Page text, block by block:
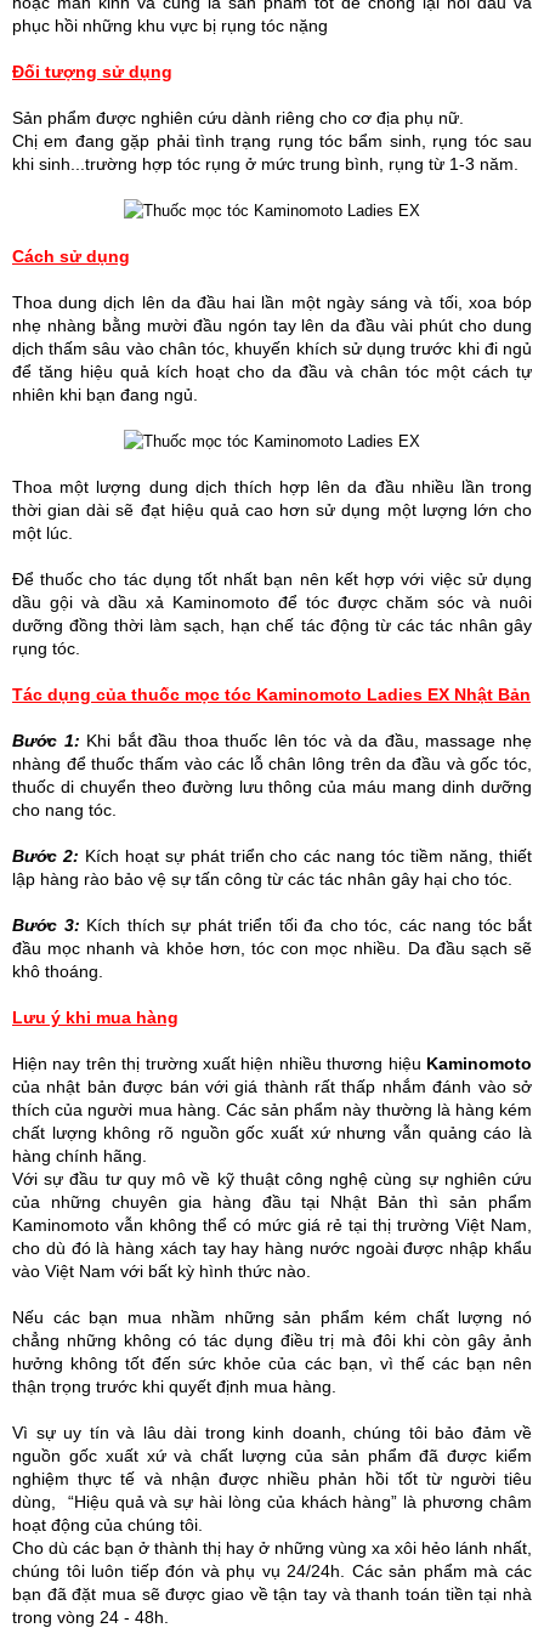
phục hồi những khu vực bị rụng tóc nặng
Đối tượng sử dụng
Sản phẩm được nghiên cứu dành riêng cho cơ địa phụ nữ.
Chị em đang gặp phải tình trạng rụng tóc bẩm sinh, rụng tóc sau
khi sinh...trường hợp tóc rụng ở mức trung bình, rụng từ 1-3 năm.
Cách sử dụng
Thoa dung dịch lên da đầu hai lần một ngày sáng và tối, xoa bóp
nhẹ nhàng bằng mười đầu ngón tay lên da đầu vài phút cho dung
dịch thấm sâu vào chân tóc, khuyến khích sử dụng trước khi đi ngủ
để tăng hiệu quả kích hoạt cho da đầu và chân tóc một cách tự
nhiên khi bạn đang ngủ.
Thoa một lượng dung dịch thích hợp lên da đầu nhiều lần trong
thời gian dài sẽ đạt hiệu quả cao hơn sử dụng một lượng lớn cho
một lúc.
Để thuốc cho tác dụng tốt nhất bạn nên kết hợp với việc sử dụng
dầu gội và dầu xả Kaminomoto để tóc được chăm sóc và nuôi
dưỡng đồng thời làm sạch, hạn chế tác động từ các tác nhân gây
rụng tóc.
Tác dụng của thuốc mọc tóc Kaminomoto Ladies EX Nhật Bản
Bước 1: Khi bắt đầu thoa thuốc lên tóc và da đầu, massage nhẹ
nhàng để thuốc thấm vào các lỗ chân lông trên da đầu và gốc tóc,
thuốc di chuyển theo đường lưu thông của máu mang dinh dưỡng
cho nang tóc.
Bước 2: Kích hoạt sự phát triển cho các nang tóc tiềm năng, thiết
lập hàng rào bảo vệ sự tấn công từ các tác nhân gây hại cho tóc.
Bước 3: Kích thích sự phát triển tối đa cho tóc, các nang tóc bắt
đầu mọc nhanh và khỏe hơn, tóc con mọc nhiều. Da đầu sạch sẽ
khô thoáng.
Lưu ý khi mua hàng
Hiện nay trên thị trường xuất hiện nhiều thương hiệu Kaminomoto
của nhật bản được bán với giá thành rất thấp nhắm đánh vào sở
thích của người mua hàng. Các sản phẩm này thường là hàng kém
chất lượng không rõ nguồn gốc xuất xứ nhưng vẫn quảng cáo là
hàng chính hãng.
Với sự đầu tư quy mô về kỹ thuật công nghệ cùng sự nghiên cứu
của những chuyên gia hàng đầu tại Nhật Bản thì sản phẩm
Kaminomoto vẫn không thể có mức giá rẻ tại thị trường Việt Nam,
cho dù đó là hàng xách tay hay hàng nước ngoài được nhập khẩu
vào Việt Nam với bất kỳ hình thức nào.
Nếu các bạn mua nhầm những sản phẩm kém chất lượng nó
chẳng những không có tác dụng điều trị mà đôi khi còn gây ảnh
hưởng không tốt đến sức khỏe của các bạn, vì thế các bạn nên
thận trọng trước khi quyết định mua hàng.
Vì sự uy tín và lâu dài trong kinh doanh, chúng tôi bảo đảm về
nguồn gốc xuất xứ và chất lượng của sản phẩm đã được kiểm
nghiệm thực tế và nhận được nhiều phản hồi tốt từ người tiêu
dùng, “Hiệu quả và sự hài lòng của khách hàng” là phương châm
hoạt động của chúng tôi.
Cho dù các bạn ở thành thị hay ở những vùng xa xôi hẻo lánh nhất,
chúng tôi luôn tiếp đón và phụ vụ 24/24h. Các sản phẩm mà các
bạn đã đặt mua sẽ được giao về tận tay và thanh toán tiền tại nhà
trong vòng 24 - 48h.